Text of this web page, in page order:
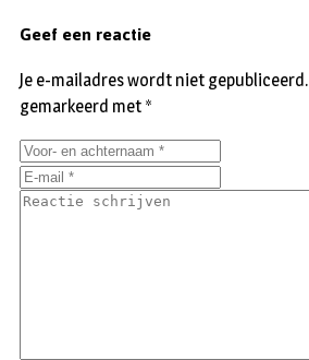
Geef een reactie
Je e-mailadres wordt niet gepubliceerd.
gemarkeerd met *